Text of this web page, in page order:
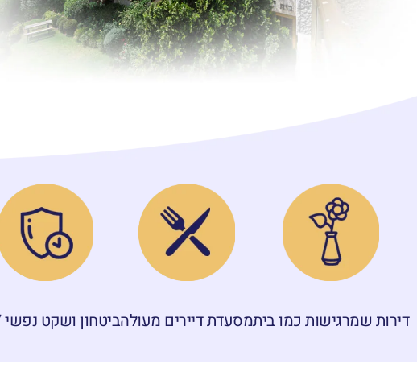
דירות שמרגישות כמו ביתמסעדת דיירים מעולהביטחון ושקט נפשי 24/7